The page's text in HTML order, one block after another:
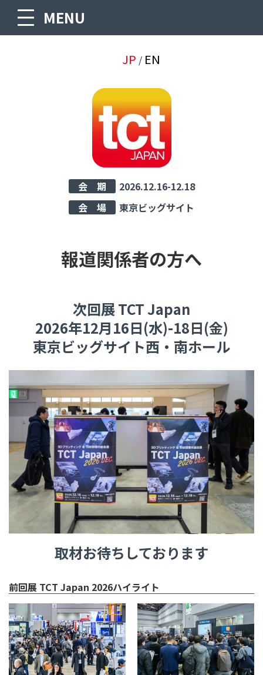
MENU
JP / EN
会 期
2026.12.16-12.18
会 場
東京ビッグサイト
報道関係者の方へ
次回展 TCT Japan
2026年12月16日(水)-18日(金)
東京ビッグサイト西・南ホール
取材お待ちしております
前回展 TCT Japan 2026ハイライト